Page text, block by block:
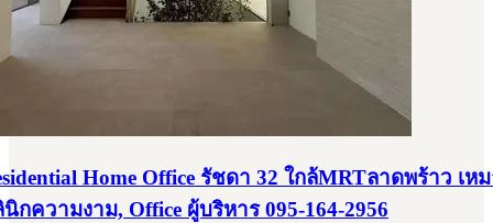
Home Office รัชดา 32 ใกล้MRTลาดพร้าว เห
กความงาม, Office ผู้บริหาร 095-164-2956